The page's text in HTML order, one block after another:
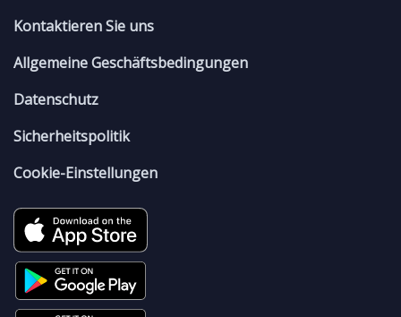
Kontaktieren Sie uns
Allgemeine Geschäftsbedingungen
Datenschutz
Sicherheitspolitik
Cookie-Einstellungen